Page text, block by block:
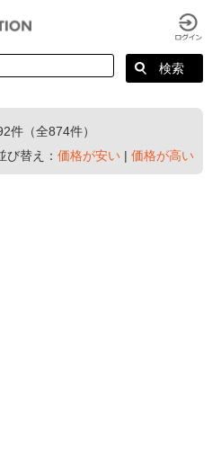
件（全874件）
び替え： 価格が安い | 価格が高い